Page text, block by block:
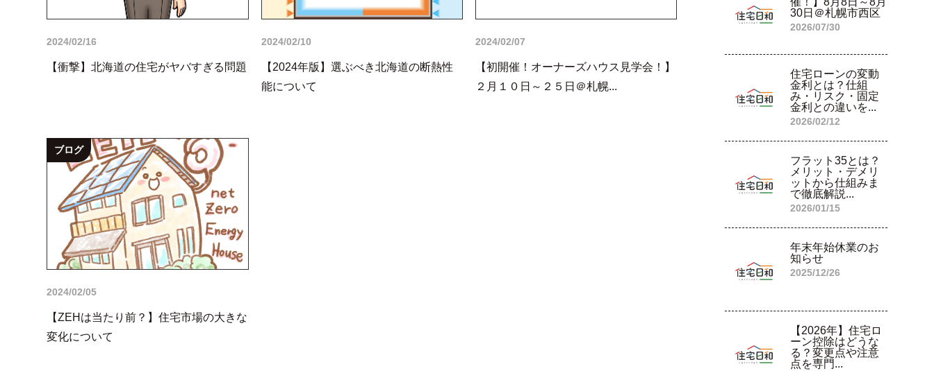
2024/02/16
【衝撃】北海道の住宅がヤバすぎる問題
2024/02/10
【2024年版】選ぶべき北海道の断熱性
能について
2024/02/07
【初開催！オーナーズハウス見学会！】
２月１０日～２５日＠札幌...
ブログ
2024/02/05
【ZEHは当たり前？】住宅市場の大きな
変化について
30日＠札幌市西区
2026/07/30
住宅ローンの変動
金利とは？仕組
み・リスク・固定
金利との違いを...
2026/02/12
フラット35とは？
メリット・デメリ
ットから仕組みま
で徹底解説...
2026/01/15
年末年始休業のお
知らせ
2025/12/26
【2026年】住宅ロ
ーン控除はどうな
る？変更点や注意
点を専門...